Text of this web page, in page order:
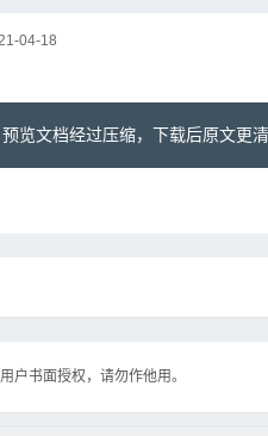
04-18
览文档经过压缩，下载后原文更清
户书面授权，请勿作他用。